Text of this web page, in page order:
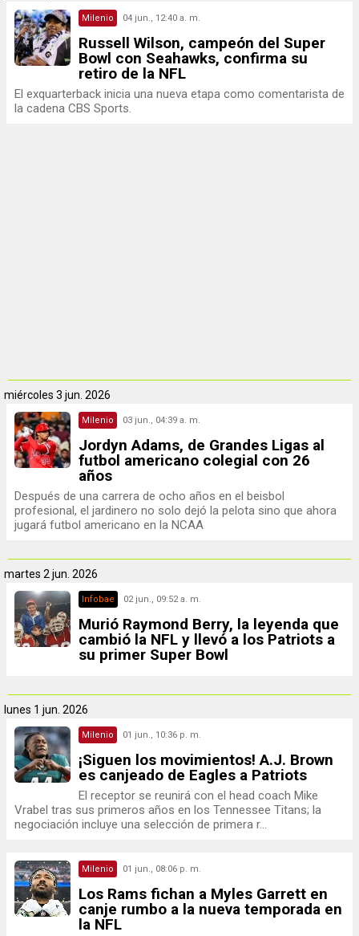
Milenio 04 jun., 12:40 a. m.
Russell Wilson, campeón del Super
Bowl con Seahawks, confirma su
retiro de la NFL
El exquarterback inicia una nueva etapa como comentarista de
la cadena CBS Sports.
miércoles 3 jun. 2026
Milenio 03 jun., 04:39 a. m.
Jordyn Adams, de Grandes Ligas al
futbol americano colegial con 26
años
Después de una carrera de ocho años en el beisbol
profesional, el jardinero no solo dejó la pelota sino que ahora
jugará futbol americano en la NCAA
martes 2 jun. 2026
Infobae 02 jun., 09:52 a. m.
Murió Raymond Berry, la leyenda que
cambió la NFL y llevó a los Patriots a
su primer Super Bowl
lunes 1 jun. 2026
Milenio 01 jun., 10:36 p. m.
¡Siguen los movimientos! A.J. Brown
es canjeado de Eagles a Patriots
El receptor se reunirá con el head coach Mike
Vrabel tras sus primeros años en los Tennessee Titans; la
negociación incluye una selección de primera r...
Milenio 01 jun., 08:06 p. m.
Los Rams fichan a Myles Garrett en
canje rumbo a la nueva temporada en
la NFL